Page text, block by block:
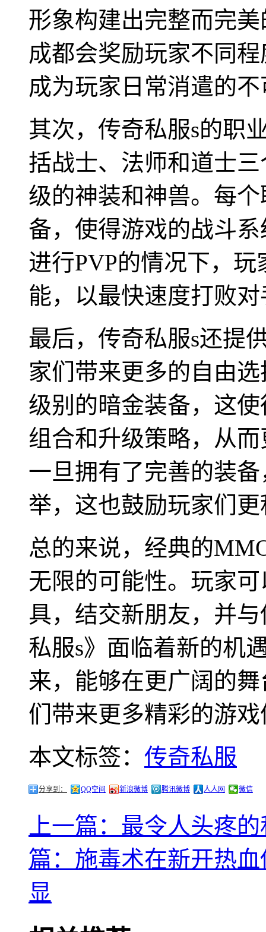
形象构建出完整而完
成都会奖励玩家不同
成为玩家日常消遣的
其次，传奇私服s的职
括战士、法师和道士
级的神装和神兽。每
备，使得游戏的战斗
进行PVP的情况下，
能，以最快速度打败
最后，传奇私服s还提
家们带来更多的自由
级别的暗金装备，这
组合和升级策略，从
一旦拥有了完善的装
举，这也鼓励玩家们
总的来说，经典的
无限的可能性。玩家
具，结交新朋友，并
私服s》面临着新的机
来，能够在更广阔的
们带来更多精彩的游
本文标签： 传奇私服
分享到： QQ空间 新浪微博 腾讯微博 人人网 微信
上一篇：最令人头疼
篇：施毒术在新开热
显